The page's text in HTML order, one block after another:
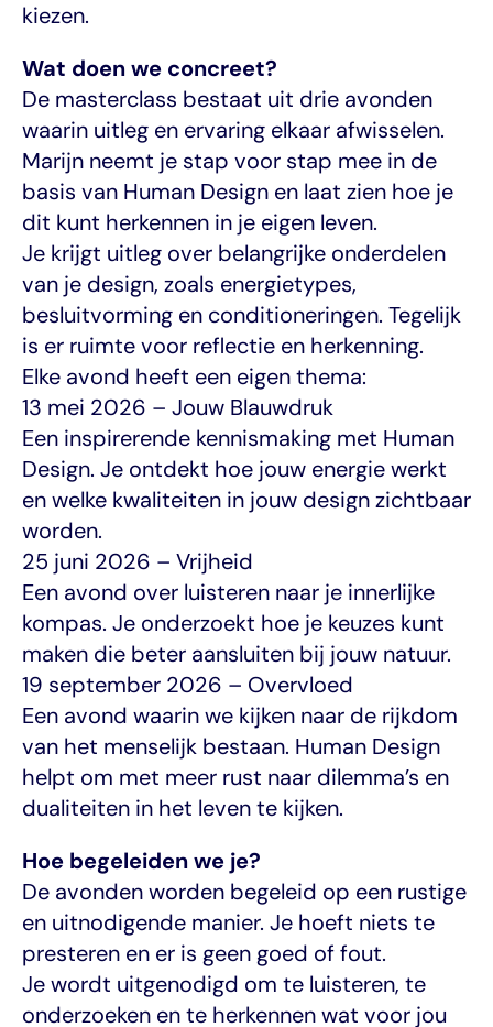
kiezen.
Wat doen we concreet?
De masterclass bestaat uit drie avonden
waarin uitleg en ervaring elkaar afwisselen.
Marijn neemt je stap voor stap mee in de
basis van Human Design en laat zien hoe je
dit kunt herkennen in je eigen leven.
Je krijgt uitleg over belangrijke onderdelen
van je design, zoals energietypes,
besluitvorming en conditioneringen. Tegelijk
is er ruimte voor reflectie en herkenning.
Elke avond heeft een eigen thema:
13 mei 2026 – Jouw Blauwdruk
Een inspirerende kennismaking met Human
Design. Je ontdekt hoe jouw energie werkt
en welke kwaliteiten in jouw design zichtbaar
worden.
25 juni 2026 – Vrijheid
Een avond over luisteren naar je innerlijke
kompas. Je onderzoekt hoe je keuzes kunt
maken die beter aansluiten bij jouw natuur.
19 september 2026 – Overvloed
Een avond waarin we kijken naar de rijkdom
van het menselijk bestaan. Human Design
helpt om met meer rust naar dilemma’s en
dualiteiten in het leven te kijken.
Hoe begeleiden we je?
De avonden worden begeleid op een rustige
en uitnodigende manier. Je hoeft niets te
presteren en er is geen goed of fout.
Je wordt uitgenodigd om te luisteren, te
onderzoeken en te herkennen wat voor jou